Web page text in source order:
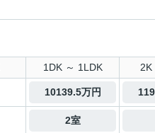
1DK ～ 1LDK 2K
10139.5万円
2室